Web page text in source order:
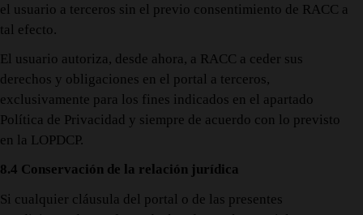
el usuario a terceros sin el previo consentimiento de RACC a
tal efecto.
El usuario autoriza, desde ahora, a RACC a ceder sus
derechos y obligaciones en el portal a terceros,
exclusivamente para los fines indicados en el apartado
Política de Privacidad y siempre de acuerdo con lo previsto
en la LOPDCP.
8.4 Conservación de la relación jurídica
Si cualquier cláusula del portal o de las presentes